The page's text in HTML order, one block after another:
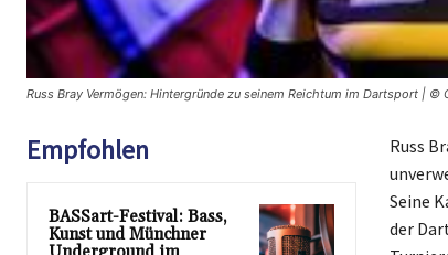
Russ Bray Vermögen: Hintergründe zu seinem Reichtum im Dartsport | ©
Empfohlen
BASSart-Festival: Bass,
Kunst und Münchner
Russ
Seine
der